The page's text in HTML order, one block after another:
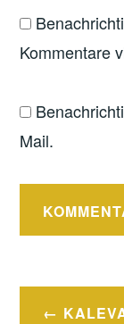
Kommentare
Mail.